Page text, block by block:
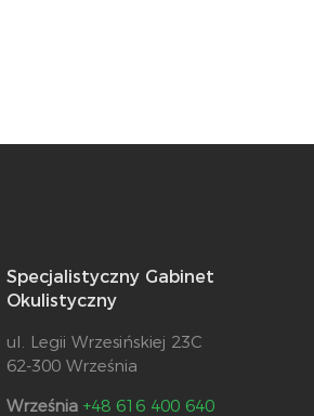
Specjalistyczny Gabinet
Okulistyczny
ul. Legii Wrzesińskiej 23C
62-300 Września
Września +48 616 400 640